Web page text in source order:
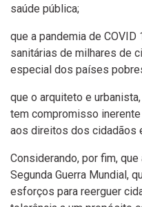
saúde pública;
que a pandemia de
sanitárias de milhares de
especial dos países
que o arquiteto e
tem compromisso
aos direitos dos cidadãos
Considerando, por fim,
Segunda Guerra Mundial,
esforços para reerguer